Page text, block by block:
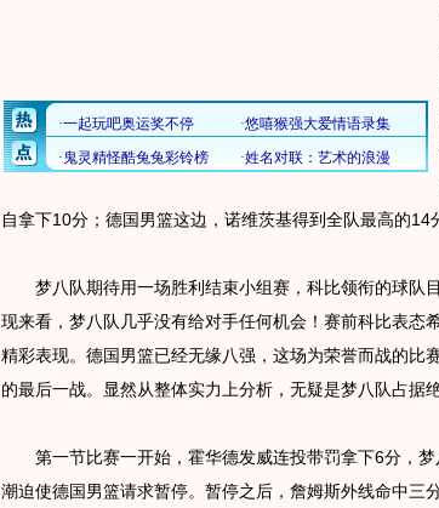
自拿下10分；德国男篮这边，诺维茨基得到全队最高的14
梦八队期待用一场胜利结束小组赛，科比领衔的球队
现来看，梦八队几乎没有给对手任何机会！赛前科比表态
精彩表现。德国男篮已经无缘八强，这场为荣誉而战的比
的最后一战。显然从整体实力上分析，无疑是梦八队占据
第一节比赛一开始，霍华德发威连投带罚拿下6分，梦
潮迫使德国男篮请求暂停。暂停之后，詹姆斯外线命中三